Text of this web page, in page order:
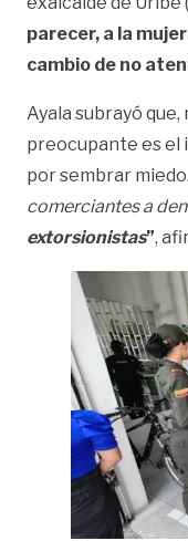
parecer, a la
cambio de no
Ayala subrayó
preocupante es el
por sembrar miedo.
comerciantes a
extorsionistas”,